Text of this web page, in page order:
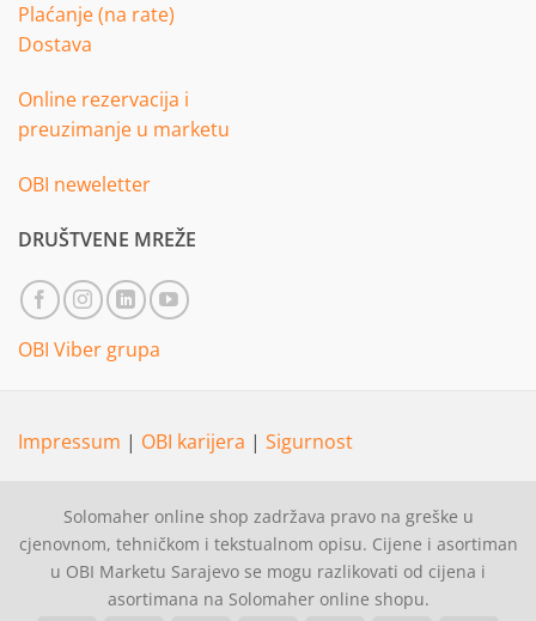
Plaćanje (na rate)
Dostava
Online rezervacija i
preuzimanje u marketu
OBI neweletter
DRUŠTVENE MREŽE
OBI Viber grupa
Impressum | OBI karijera | Sigurnost
Solomaher online shop zadržava pravo na greške u
cjenovnom, tehničkom i tekstualnom opisu. Cijene i asortiman
u OBI Marketu Sarajevo se mogu razlikovati od cijena i
asortimana na Solomaher online shopu.